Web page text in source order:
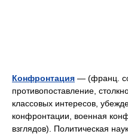
Конфронтация — (франц.
противопоставление,
классовых интересов,
конфронтации, военная
взглядов). Политическая